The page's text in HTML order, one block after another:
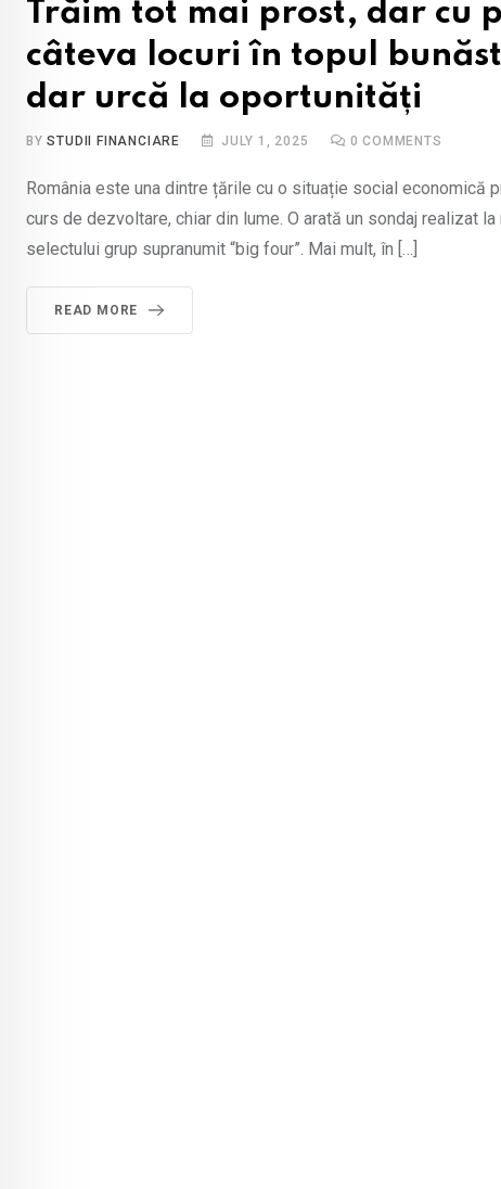
Trăim tot mai prost, dar cu
câteva locuri în topul
dar urcă la oportunități
BYSTUDII FINANCIARE JULY 1, 2025 0 COMMENTS
România este una dintre țările cu o situație social economică
curs de dezvoltare, chiar din lume. O arată un sondaj realizat
selectului grup supranumit “big four”. Mai mult, în […]
READ MORE